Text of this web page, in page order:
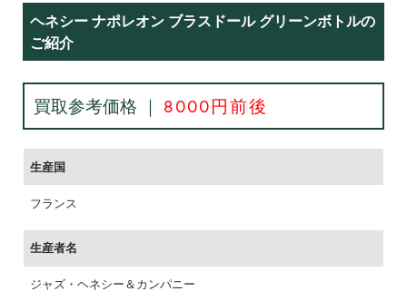
ヘネシー ナポレオン ブラスドール グリーンボトルの
ご紹介
買取参考価格 ｜ 8000円前後
生産国
フランス
生産者名
ジャズ・ヘネシー＆カンパニー